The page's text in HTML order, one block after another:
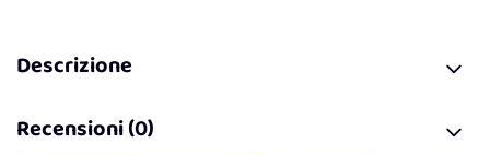
Descrizione
Recensioni (0)